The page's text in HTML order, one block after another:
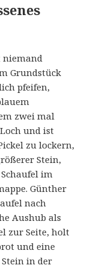
niemand
Grundstück
pfeifen,
zwei mal
und ist
zu lockern,
Stein,
im
Günther
nach
Aushub als
zur Seite, holt
und eine
Stein in der